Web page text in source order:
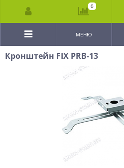
МЕНЮ
Кронштейн FIX PRB-13
0